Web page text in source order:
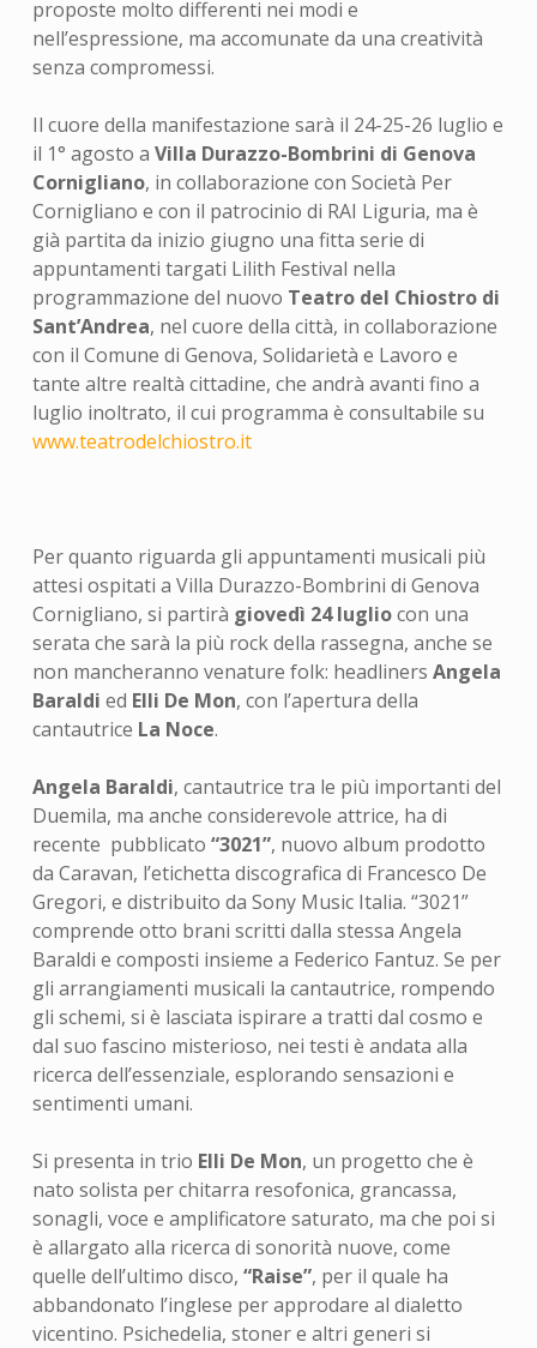
proposte molto differenti nei modi e
nell’espressione, ma accomunate da una creatività
senza compromessi.
Il cuore della manifestazione sarà il 24-25-26 luglio e
il 1° agosto a Villa Durazzo-Bombrini di Genova
Cornigliano, in collaborazione con Società Per
Cornigliano e con il patrocinio di RAI Liguria, ma è
già partita da inizio giugno una fitta serie di
appuntamenti targati Lilith Festival nella
programmazione del nuovo Teatro del Chiostro di
Sant’Andrea, nel cuore della città, in collaborazione
con il Comune di Genova, Solidarietà e Lavoro e
tante altre realtà cittadine, che andrà avanti fino a
luglio inoltrato, il cui programma è consultabile su
www.teatrodelchiostro.it
Per quanto riguarda gli appuntamenti musicali più
attesi ospitati a Villa Durazzo-Bombrini di Genova
Cornigliano, si partirà giovedì 24 lugliocon una
serata che sarà la più rock della rassegna, anche se
non mancheranno venature folk: headliners Angela
Baraldi ed Elli De Mon, con l’apertura della
cantautrice La Noce.
Angela Baraldi, cantautrice tra le più importanti del
Duemila, ma anche considerevole attrice, ha di
recente pubblicato “3021”, nuovo album prodotto
da Caravan, l’etichetta discografica di Francesco De
Gregori, e distribuito da Sony Music Italia. “3021”
comprende otto brani scritti dalla stessa Angela
Baraldi e composti insieme a Federico Fantuz. Se per
gli arrangiamenti musicali la cantautrice, rompendo
gli schemi, si è lasciata ispirare a tratti dal cosmo e
dal suo fascino misterioso, nei testi è andata alla
ricerca dell’essenziale, esplorando sensazioni e
sentimenti umani.
Si presenta in trio Elli De Mon, un progetto che è
nato solista per chitarra resofonica, grancassa,
sonagli, voce e amplificatore saturato, ma che poi si
è allargato alla ricerca di sonorità nuove, come
quelle dell’ultimo disco, “Raise”, per il quale ha
abbandonato l’inglese per approdare al dialetto
vicentino. Psichedelia, stoner e altri generi si